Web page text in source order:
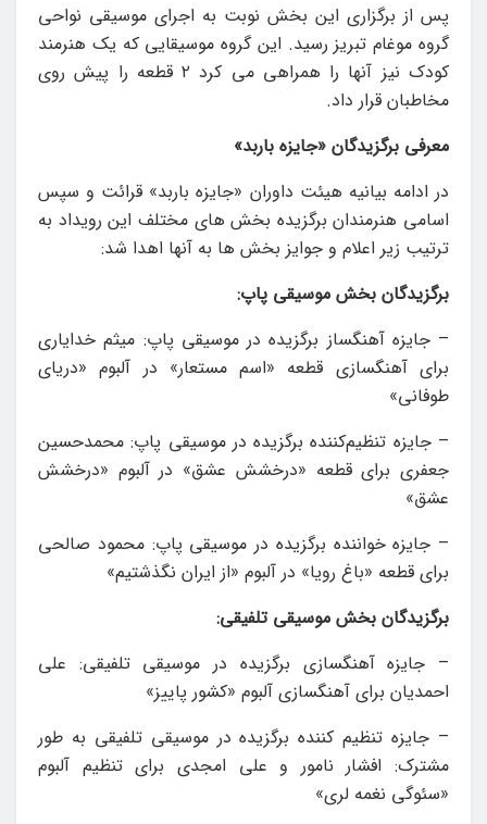
پس از برگزاری این بخش نوبت به اجرای موسیقی نواحی
گروه موغام تبریز رسید. این گروه موسیقایی که یک هنرمند
کودک نیز آنها را همراهی می کرد ۲ قطعه را پیش روی
مخاطبان قرار داد.
معرفی برگزیدگان «جایزه باربد»
در ادامه بیانیه هیئت داوران «جایزه باربد» قرائت و سپس
اسامی هنرمندان برگزیده بخش های مختلف این رویداد به
ترتیب زیر اعلام و جوایز بخش ها به آنها اهدا شد:
برگزیدگان بخش موسیقی پاپ:
– جایزه آهنگساز برگزیده در موسیقی پاپ: میثم خدایاری
برای آهنگسازی قطعه «اسم مستعار» در آلبوم «دریای
طوفانی»
– جایزه تنظیم‌کننده برگزیده در موسیقی پاپ: محمدحسین
جعفری برای قطعه «درخشش عشق» در آلبوم «درخشش
عشق»
– جایزه خواننده برگزیده در موسیقی پاپ: محمود صالحی
برای قطعه «باغ رویا» در آلبوم «از ایران نگذشتیم»
برگزیدگان بخش موسیقی تلفیقی:
– جایزه آهنگسازی برگزیده در موسیقی تلفیقی: علی
احمدیان برای آهنگسازی آلبوم «کشور پاییز»
– جایزه تنظیم کننده برگزیده در موسیقی تلفیقی به طور
مشترک: افشار نامور و علی امجدی برای تنظیم آلبوم
«سئوگی نغمه لری»